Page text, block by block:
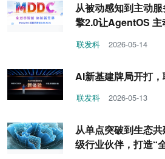
从被动感知到主动
擎2.0让AgentOS 主
联发科 2026-05-14
AI新基建牌局开打
联发科 2026-05-13
从单点突破到生态
级行业伙伴，打造“